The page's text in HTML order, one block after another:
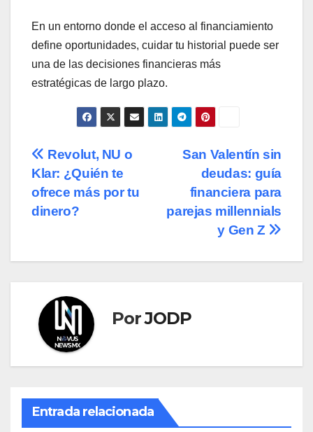
En un entorno donde el acceso al financiamiento
define oportunidades, cuidar tu historial puede ser
una de las decisiones financieras más
estratégicas de largo plazo.
Navegación
de
entradas
San Valentín sin
deudas: guía
financiera para
parejas millennials
y Gen Z
Revolut, NU o
Klar: ¿Quién te
ofrece más por tu
dinero?
PorJODP
Entrada relacionada